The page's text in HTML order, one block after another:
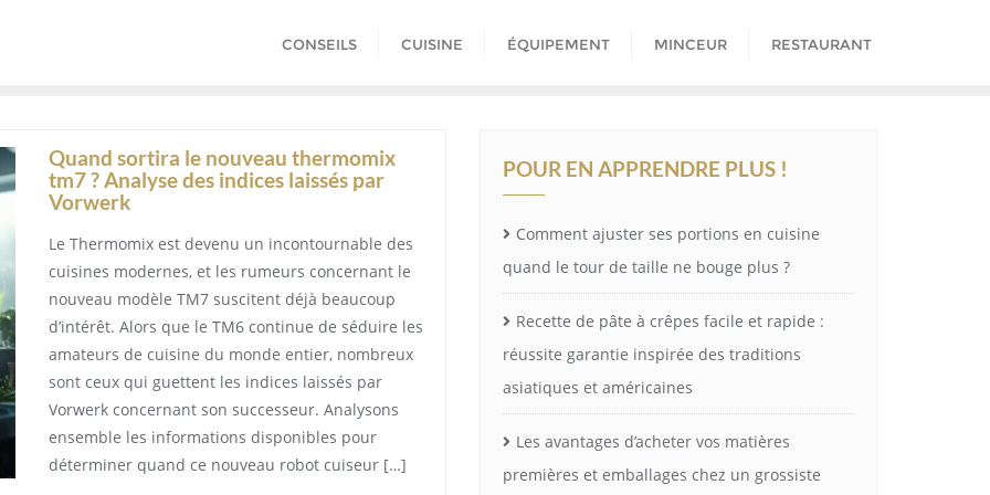
CONSEILS CUISINE ÉQUIPEMENT MINCEUR RESTAURANT
Quand sortira le nouveau thermomix
tm7 ? Analyse des indices laissés par
Vorwerk
Le Thermomix est devenu un incontournable des
cuisines modernes, et les rumeurs concernant le
nouveau modèle TM7 suscitent déjà beaucoup
d’intérêt. Alors que le TM6 continue de séduire les
amateurs de cuisine du monde entier, nombreux
sont ceux qui guettent les indices laissés par
Vorwerk concernant son successeur. Analysons
ensemble les informations disponibles pour
déterminer quand ce nouveau robot cuiseur […]
POUR EN APPRENDRE PLUS !
Comment ajuster ses portions en cuisine
quand le tour de taille ne bouge plus ?
Recette de pâte à crêpes facile et rapide :
réussite garantie inspirée des traditions
asiatiques et américaines
Les avantages d’acheter vos matières
premières et emballages chez un grossiste